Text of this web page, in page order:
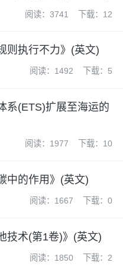
阅读：3741 下载：12
则执行不力》(英文)
阅读：1492 下载：5
系(ETS)扩展至海运的
阅读：1977 下载：10
中的作用》(英文)
阅读：1667 下载：0
技术(第1卷)》(英文)
阅读：1850 下载：2